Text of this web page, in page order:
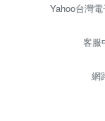
Yahoo台灣
客服
網